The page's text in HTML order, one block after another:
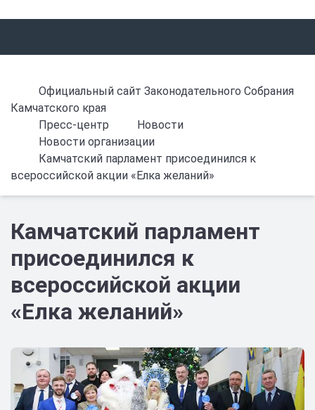
Официальный сайт Законодательного Собрания
Камчатского края
Пресс-центр
Новости
Новости организации
Камчатский парламент присоединился к
всероссийской акции «Елка желаний»
Камчатский парламент
присоединился к
всероссийской акции
«Елка желаний»